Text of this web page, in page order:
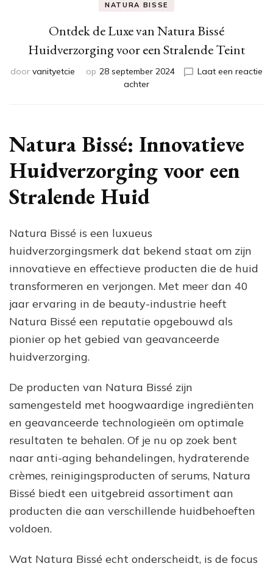
NATURA BISSE
Ontdek de Luxe van Natura Bissé
Huidverzorging voor een Stralende Teint
door vanityetcie op 28 september 2024
Laat een reactie
achterop
Natura
Huidverzorging
voor
Natura Bissé: Innovatieve
Huidverzorging voor een
Stralende Huid
Natura Bissé is een luxueus
huidverzorgingsmerk dat bekend staat om zijn
innovatieve en effectieve producten die de huid
transformeren en verjongen. Met meer dan 40
jaar ervaring in de beauty-industrie heeft
Natura Bissé een reputatie opgebouwd als
pionier op het gebied van geavanceerde
huidverzorging.
De producten van Natura Bissé zijn
samengesteld met hoogwaardige ingrediënten
en geavanceerde technologieën om optimale
resultaten te behalen. Of je nu op zoek bent
naar anti-aging behandelingen, hydraterende
crèmes, reinigingsproducten of serums, Natura
Bissé biedt een uitgebreid assortiment aan
producten die aan verschillende huidbehoeften
voldoen.
Wat Natura Bissé echt onderscheidt, is de focus